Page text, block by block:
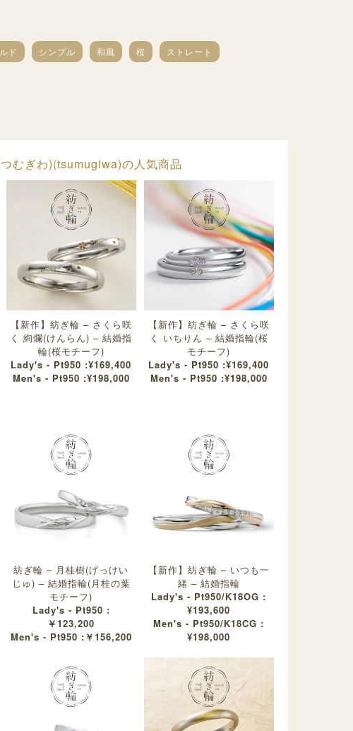
ド シンプル 和風 桜 ストレート
むぎわ)(tsumugiwa)の人気商品
【新作】紡ぎ輪 – さくら咲
く 絢爛(けんらん) – 結婚指
輪(桜モチーフ)
Lady's - Pt950 :¥169,400
Men's - Pt950 :¥198,000
【新作】紡ぎ輪 – さくら咲
く いちりん – 結婚指輪(桜
モチーフ)
Lady's - Pt950 :¥169,400
Men's - Pt950 :¥198,000
紡ぎ輪 – 月桂樹(げっけい
じゅ) – 結婚指輪(月桂の葉
モチーフ)
Lady's - Pt950 :
￥123,200
Men's - Pt950 :￥156,200
【新作】紡ぎ輪 – いつも一
緒 – 結婚指輪
Lady's - Pt950/K18OG :
¥193,600
Men's - Pt950/K18CG :
¥198,000